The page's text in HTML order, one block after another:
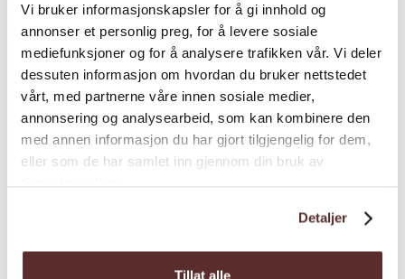
Vi bruker informasjonskapsler for å gi innhold og
annonser et personlig preg, for å levere sosiale
mediefunksjoner og for å analysere trafikken vår. Vi deler
dessuten informasjon om hvordan du bruker nettstedet
vårt, med partnerne våre innen sosiale medier,
annonsering og analysearbeid, som kan kombinere den
med annen informasjon du har gjort tilgjengelig for dem,
eller som de har samlet inn gjennom din bruk av
Detaljer
Tillat alle